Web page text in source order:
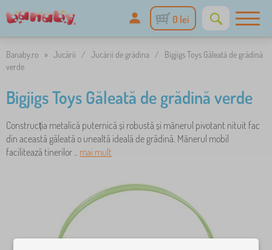
0 lei
Banaby.ro » Jucării / Jucării de grădina /
Bigjigs Toys Găleată de grădină
verde
Bigjigs Toys Găleată de grădină verde
Construcția metalică puternică și robustă și mânerul pivotant nituit fac
din această găleată o unealtă ideală de grădină. Mânerul mobil
facilitează tinerilor .. mai mult